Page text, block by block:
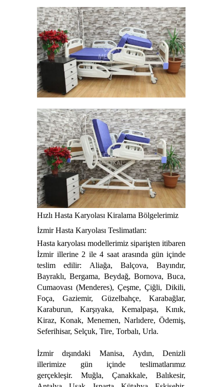
Hızlı Hasta Karyolası Kiralama Bölgelerimiz
İzmir Hasta Karyolası Teslimatları:
Hasta karyolası modellerimiz siparişten itibaren
İzmir illerine 2 ile 4 saat arasında gün içinde
teslim edilir: Aliağa, Balçova, Bayındır,
Bayraklı, Bergama, Beydağ, Bornova, Buca,
Cumaovası (Menderes), Çeşme, Çiğli, Dikili,
Foça, Gaziemir, Güzelbahçe, Karabağlar,
Karaburun, Karşıyaka, Kemalpaşa, Kınık,
Kiraz, Konak, Menemen, Narlıdere, Ödemiş,
Seferihisar, Selçuk, Tire, Torbalı, Urla.
İzmir dışındaki Manisa, Aydın, Denizli
illerimize gün içinde teslimatlarımız
gerçekleşir. Muğla, Çanakkale, Balıkesir,